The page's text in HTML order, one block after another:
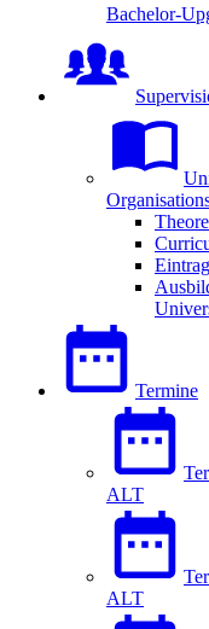
Bachelor-
Termine
ALT
ALT